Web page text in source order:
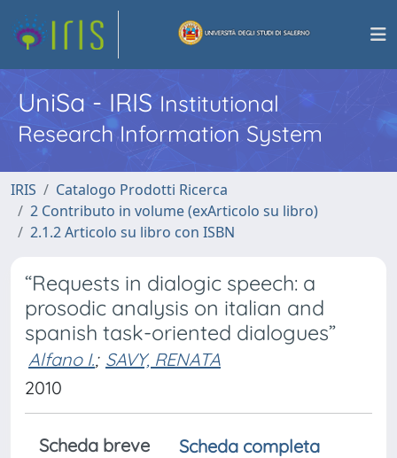
UniSa - IRISInstitutional
Research Information System
IRIS
Catalogo Prodotti Ricerca
2 Contributo in volume (exArticolo su libro)
2.1.2 Articolo su libro con ISBN
“Requests in dialogic speech: a
prosodic analysis on italian and
spanish task-oriented dialogues”
Alfano I.; SAVY, RENATA
2010
Scheda breve
Scheda completa